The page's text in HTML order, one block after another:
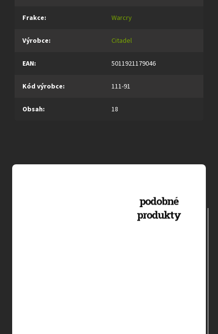
Frakce: Warcry
Výrobce: Citadel
EAN: 5011921179046
Kód výrobce: 111-91
Obsah: 18